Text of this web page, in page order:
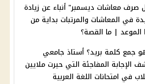
صرف معاشات ديسمبر" أنباء عن زيادة
في المعاشات والمرتبات بداية من
الموعد | ما القصة؟
جمع كلمة بريد؟ أستاذ جامعي
الإجابة المفاجئة التي حيرت ملايين
في امتحانات اللغة العربية